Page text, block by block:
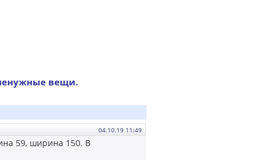
вещи.
04.10.19 11:49
59, ширина 150. В